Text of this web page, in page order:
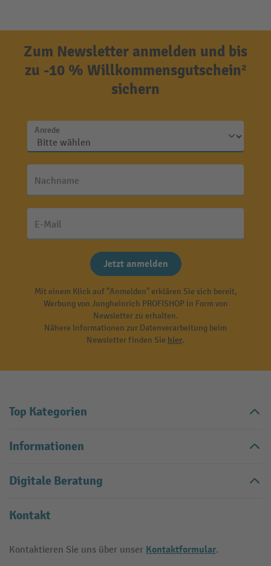
Zum Newsletter anmelden und bis
zu -10 % Willkommensgutschein²
sichern
Anrede
Nachname
E-Mail
Jetzt anmelden
Mit einem Klick auf "Anmelden" erklären Sie sich bereit,
Werbung von Jungheinrich PROFISHOP in Form von
Newsletter zu erhalten.
Nähere Informationen zur Datenverarbeitung beim
Newsletter finden Sie hier.
Top Kategorien
Informationen
Digitale Beratung
Kontakt
Kontaktieren Sie uns über unser Kontaktformular.